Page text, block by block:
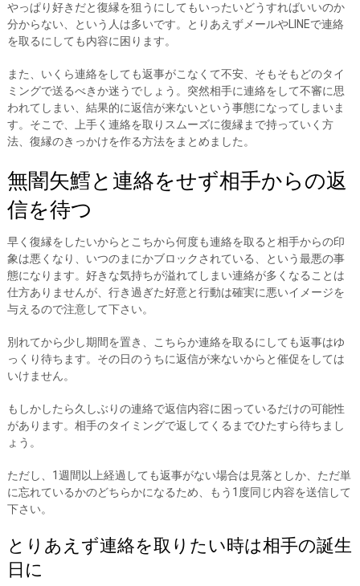
やっぱり好きだと復縁を狙うにしてもいったいどうすればいいのか
分からない、という人は多いです。とりあえずメールやLINEで連絡
を取るにしても内容に困ります。
また、いくら連絡をしても返事がこなくて不安、そもそもどのタイ
ミングで送るべきか迷うでしょう。突然相手に連絡をして不審に思
われてしまい、結果的に返信が来ないという事態になってしまいま
す。そこで、上手く連絡を取りスムーズに復縁まで持っていく方
法、復縁のきっかけを作る方法をまとめました。
無闇矢鱈と連絡をせず相手からの返
信を待つ
早く復縁をしたいからとこちから何度も連絡を取ると相手からの印
象は悪くなり、いつのまにかブロックされている、という最悪の事
態になります。好きな気持ちが溢れてしまい連絡が多くなることは
仕方ありませんが、行き過ぎた好意と行動は確実に悪いイメージを
与えるので注意して下さい。
別れてから少し期間を置き、こちらか連絡を取るにしても返事はゆ
っくり待ちます。その日のうちに返信が来ないからと催促をしては
いけません。
もしかしたら久しぶりの連絡で返信内容に困っているだけの可能性
があります。相手のタイミングで返してくるまでひたすら待ちまし
ょう。
ただし、1週間以上経過しても返事がない場合は見落としか、ただ単
に忘れているかのどちらかになるため、もう1度同じ内容を送信して
下さい。
とりあえず連絡を取りたい時は相手の誕生
日に